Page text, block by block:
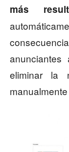
más
eliminar la